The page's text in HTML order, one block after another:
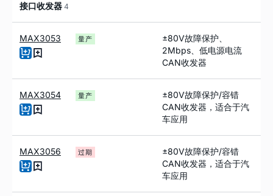
接口收发器 4
MAX3053 量产
±80V故障保护、
2Mbps、低电源电流
CAN收发器
MAX3054 量产
±80V故障保护/容错
CAN收发器，适合于汽
车应用
MAX3056 过期
±80V故障保护/容错
CAN收发器，适合于汽
车应用